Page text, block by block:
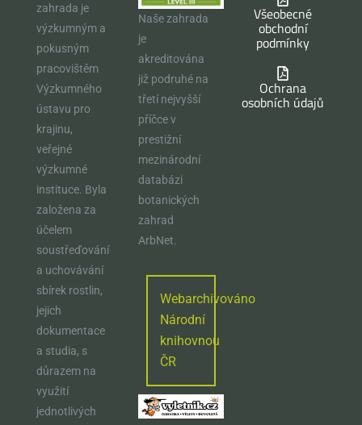
zahrada je
výzkumným a
pokusným
pracovištěm
Výzkumného
ústavu pro
krajinu,
veřejné
výzkumné
instituce. Byla
založena za
účelem
soustřeďování
a uchovávání
sbírek rostlin,
jejich
dokumentace
a studia, s
důrazem na
využití
jednotlivých
Naše zahrada
je
akreditována
již podruhé na
třetí nejvyšší
příčce v
prestižní
mezinárodní
databázi
botanických
zahrad
ArbNet.
Webarchivováno
Národní
knihovnou
ČR
Všeobecné
obchodní
podmínky
Ochrana
osobních údajů